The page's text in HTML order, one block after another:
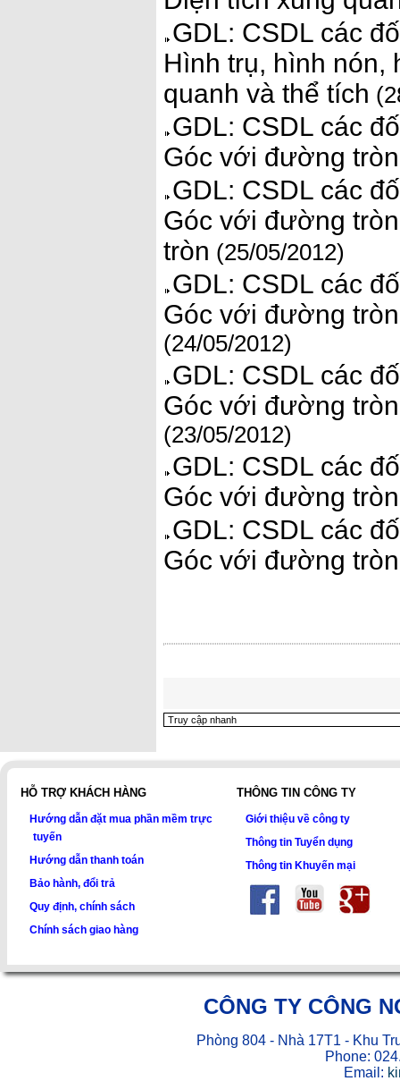
GDL: CSDL các
Hình trụ, hình nón,
quanh và thể tích
GDL: CSDL các
Góc với đường
GDL: CSDL các
Góc với đường
tròn (25/05/2012)
GDL: CSDL các
Góc với đường
(24/05/2012)
GDL: CSDL các
Góc với đường
(23/05/2012)
GDL: CSDL các
Góc với đường
GDL: CSDL các
Góc với đường
HỖ TRỢ KHÁCH HÀNG
Hướng dẫn đặt mua phần mềm trực
tuyến
Hướng dẫn thanh toán
Bảo hành, đổi trả
Quy định, chính sách
Chính sách giao hàng
THÔNG TIN CÔNG TY
Giới thiệu về công ty
Thông tin Tuyển dụng
Thông tin Khuyến mại
CÔNG TY CÔNG
Phòng 804 - Nhà 17T1 - Khu
Phone:
Email: